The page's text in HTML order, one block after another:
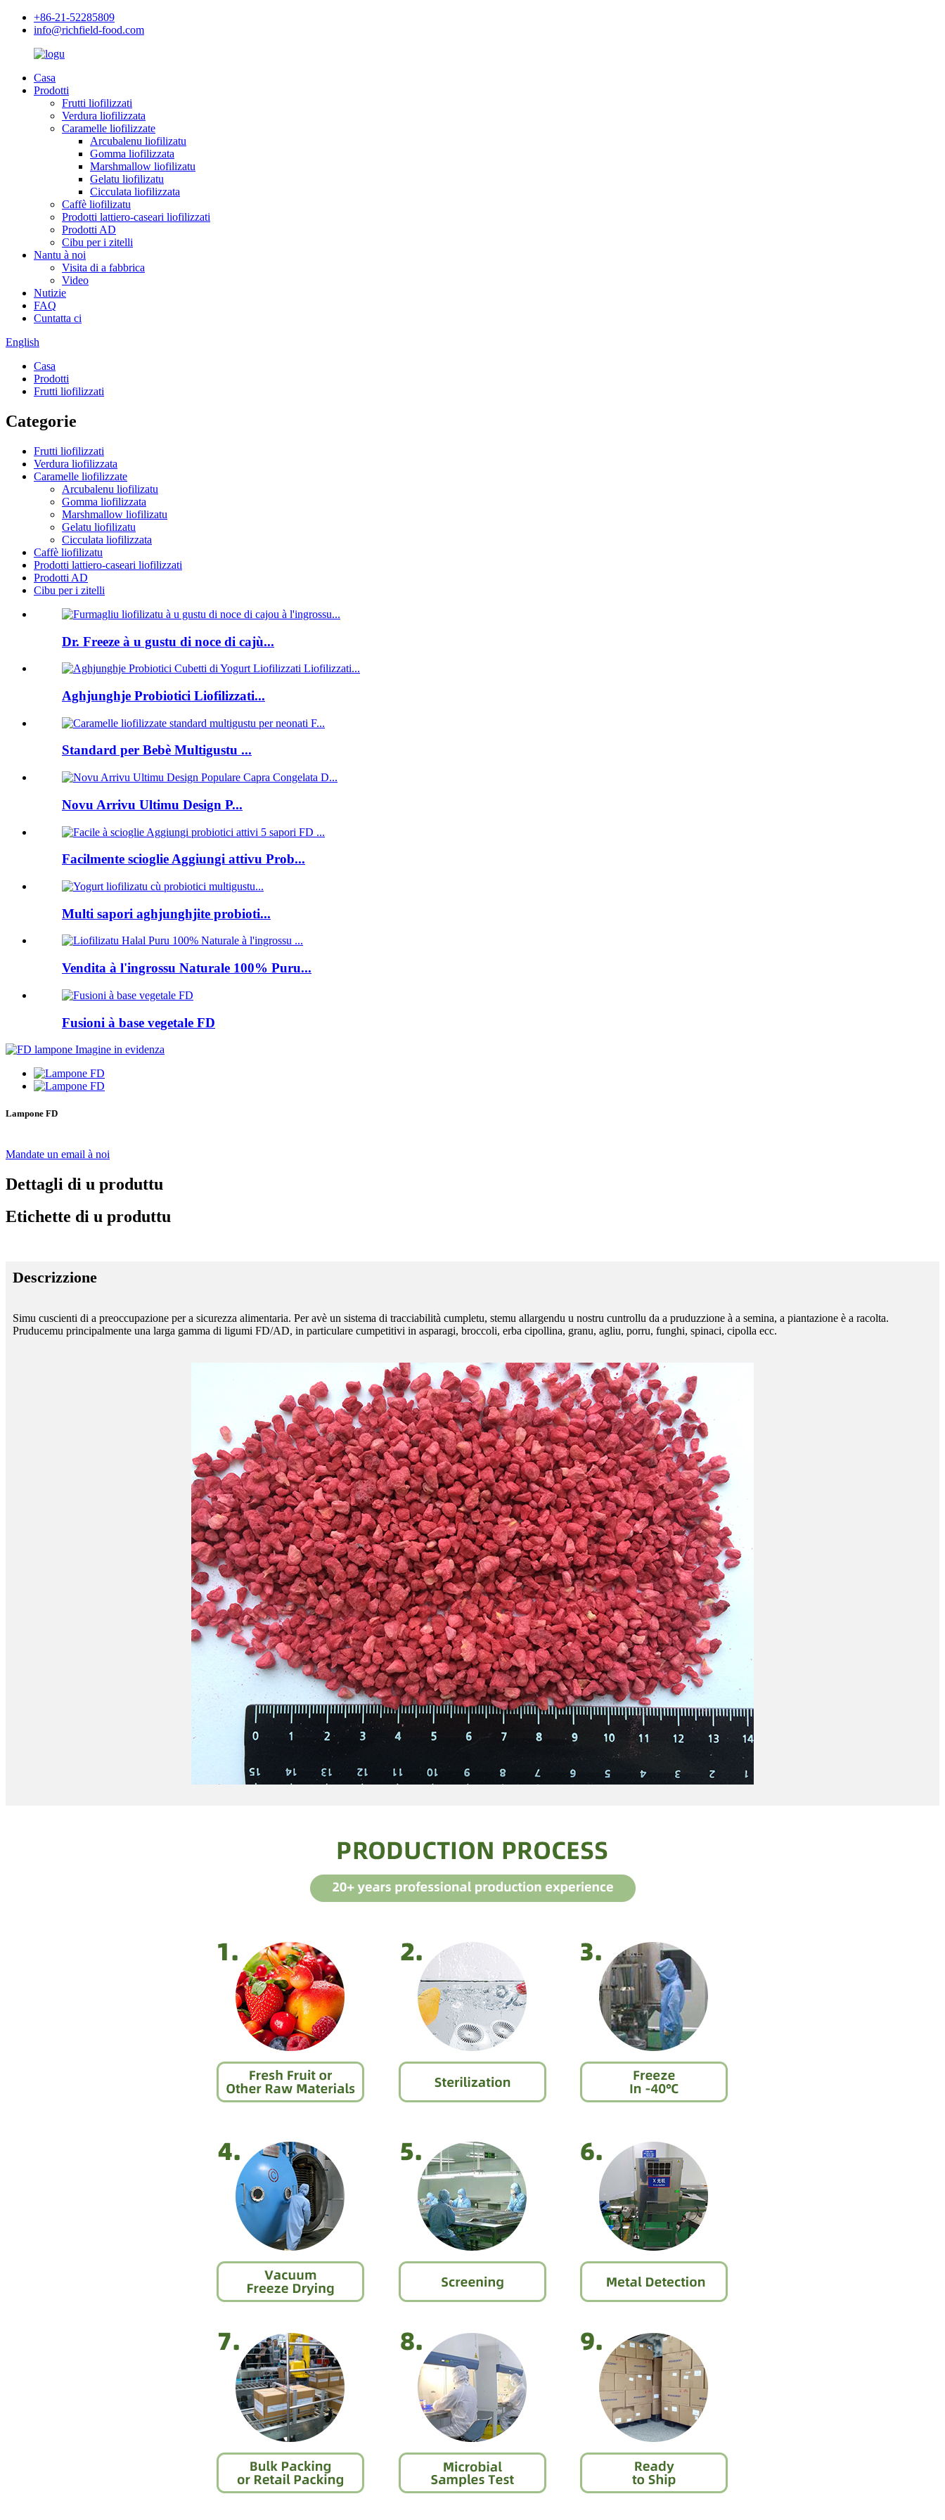
+86-21-52285809
info@richfield-food.com
Casa
Prodotti
Frutti liofilizzati
Verdura liofilizzata
Caramelle liofilizzate
Arcubalenu liofilizatu
Gomma liofilizzata
Marshmallow liofilizatu
Gelatu liofilizatu
Cicculata liofilizzata
Caffè liofilizatu
Prodotti lattiero-caseari liofilizzati
Prodotti AD
Cibu per i zitelli
Nantu à noi
Visita di a fabbrica
Video
Nutizie
FAQ
Cuntatta ci
English
Casa
Prodotti
Frutti liofilizzati
Categorie
Frutti liofilizzati
Verdura liofilizzata
Caramelle liofilizzate
Arcubalenu liofilizatu
Gomma liofilizzata
Marshmallow liofilizatu
Gelatu liofilizatu
Cicculata liofilizzata
Caffè liofilizatu
Prodotti lattiero-caseari liofilizzati
Prodotti AD
Cibu per i zitelli
Dr. Freeze à u gustu di noce di cajù...
Aghjunghje Probiotici Liofilizzati...
Standard per Bebè Multigustu ...
Novu Arrivu Ultimu Design P...
Facilmente scioglie Aggiungi attivu Prob...
Multi sapori aghjunghjite probioti...
Vendita à l'ingrossu Naturale 100% Puru...
Fusioni à base vegetale FD
Lampone FD
Mandate un email à noi
Dettagli di u produttu
Etichette di u produttu
Descrizzione
Simu cuscienti di a preoccupazione per a sicurezza alimentaria. Per avè un sistema di tracciabilità cumpletu, stemu allargendu u nostru cuntrollu da a pruduzzione à a semina, a piantazione è a racolta.
Pruducemu principalmente una larga gamma di ligumi FD/AD, in particulare cumpetitivi in ​​asparagi, broccoli, erba cipollina, granu, agliu, porru, funghi, spinaci, cipolla ecc.